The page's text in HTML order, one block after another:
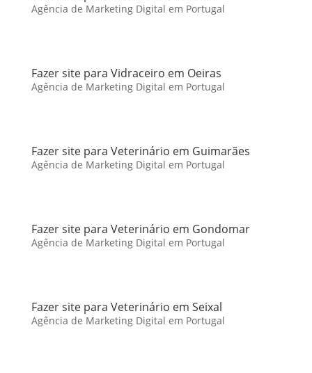
Agência de Marketing Digital em Portugal
Fazer site para Vidraceiro em Oeiras
Agência de Marketing Digital em Portugal
Fazer site para Veterinário em Guimarães
Agência de Marketing Digital em Portugal
Fazer site para Veterinário em Gondomar
Agência de Marketing Digital em Portugal
Fazer site para Veterinário em Seixal
Agência de Marketing Digital em Portugal